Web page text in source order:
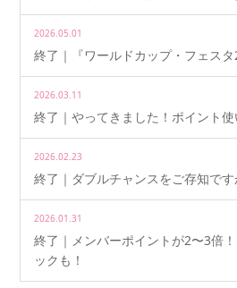
2026.05.01
終了｜『ワールドカップ・フェス
2026.03.11
終了｜やってきました！ポイント使
2026.02.23
終了｜ダブルチャンスをご存知です
2026.01.31
終了｜メンバーポイントが2〜3倍
ックも！